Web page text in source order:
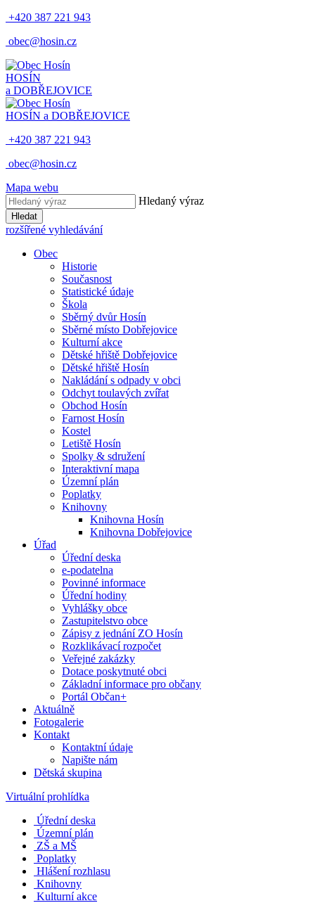
+420 387 221 943
obec@hosin.cz
HOSÍN
a DOBŘEJOVICE
HOSÍN a DOBŘEJOVICE
+420 387 221 943
obec@hosin.cz
Mapa webu
Hledaný výraz
Hledat
rozšířené vyhledávání
Obec
Historie
Současnost
Statistické údaje
Škola
Sběrný dvůr Hosín
Sběrné místo Dobřejovice
Kulturní akce
Dětské hřiště Dobřejovice
Dětské hřiště Hosín
Nakládání s odpady v obci
Odchyt toulavých zvířat
Obchod Hosín
Farnost Hosín
Kostel
Letiště Hosín
Spolky & sdružení
Interaktivní mapa
Územní plán
Poplatky
Knihovny
Knihovna Hosín
Knihovna Dobřejovice
Úřad
Úřední deska
e-podatelna
Povinné informace
Úřední hodiny
Vyhlášky obce
Zastupitelstvo obce
Zápisy z jednání ZO Hosín
Rozklikávací rozpočet
Veřejné zakázky
Dotace poskytnuté obci
Základní informace pro občany
Portál Občan+
Aktuálně
Fotogalerie
Kontakt
Kontaktní údaje
Napište nám
Dětská skupina
Virtuální prohlídka
Úřední deska
Územní plán
ZŠ a MŠ
Poplatky
Hlášení rozhlasu
Knihovny
Kulturní akce